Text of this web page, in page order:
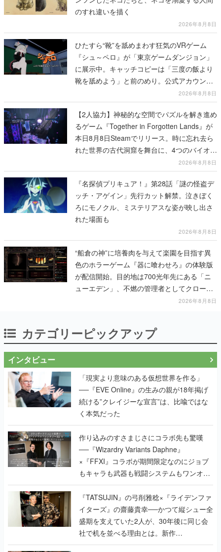
のすれ違いを描く
2026年8月8日
ひたすら“靴”を舐めまわす狂気のVRゲーム
『シュ～ペロ』が「東京ゲームダンジョン」
に展示中。キャッチコピーは「三度の飯より
靴を舐めよう」と前のめり。公式アカウント
も開設され、2026年リリースに向けて開発中
2026年8月8日
【2人協力】神秘的な空間でパズルを解き進め
るゲーム『Together in Forgotten Lands』が
本日8月8日Steamでリリース。時に忘れ去ら
れた世界の古代洞窟を舞台に、4つのバイオー
2026年8月8日
『名探偵プリキュア！』第28話「謎の怪盗デ
ッチ・アゲイン」先行カット解禁。泣きぼく
ろにモノクル、ミステリアスな姿が映し出さ
れた場面も
2026年8月8日
“船倉の神”に培養肉を与えて楽園を目指す異
色のホラーゲーム『器に喰わせろ』の体験版
が配信開始。目的地は700光年先にある「ニ
ューエデン」、不燃の管理者としてクローン
人間を増やし、加工して神に捧げる2026年8月8日
カテゴリーピックアップ
インタビュー
「現実より意味のある仮想世界を作る」
──『EVE Online』の生みの親が18年掲げ
続ける”クレイジーな宣言”は、比喩ではな
く本気だった
作り込みのすさまじさにコラボ先も驚嘆
──『Wizardry Variants Daphne』
×『FFXI』コラボが期間限定なのにジョブ
もキャラも武器も戦闘システムもワンオフ
で作り込まれた理由を両ディレクターに聞
く
『TATSUJIN』の弓削雅稔×『ライデンファ
イターズ』の齋藤貴幸──かつて縦シュー全
盛期を支えていた2人が、30年後に同じ会
社で机を並べる理由とは。新作
『TATSUJIN EXTREME』で初タッグを組